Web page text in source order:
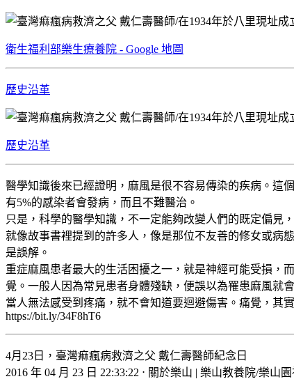
衛生福利部樂生療養院 - Google 地圖
歷史沿革
歷史沿革
醫學知識後來已經證明，麻風是很不容易傳染的疾病。這
有5%的感染者會發病，而且不難醫治。
只是，科學的醫學知識，不一定能夠改變人們的既定偏見
就像故事書裡提到的許多人，像是那位不友善的修女或病
是誤解。
重症麻風患者最大的生活困擾之一，就是神經可能受損，
覺。一般人因為常見患者身體殘缺，便誤以為罹患麻風就
當人無法感受到疼痛，就不會知道要迴避傷害。痛覺，其
https://bit.ly/34F8hT6
4月23日，臺灣痲瘋病救濟之父 戴仁壽醫師紀念日
2016 年 04 月 23 日 22:33:22 ⋅ 關於樂山 | 樂山教養院/樂山